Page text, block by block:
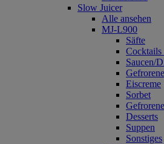
Slow Juicer
Alle ansehen
MJ-L900
Säfte
Saucen/
Eiscreme
Sorbet
Desserts
Suppen
Sonstiges